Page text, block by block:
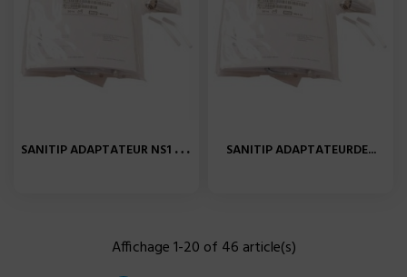
S
ANITIP ADAPTATEUR NS1 POUR... SANITIP ADAPTATEURDE...
Affichage 1-20 of 46 article(s)